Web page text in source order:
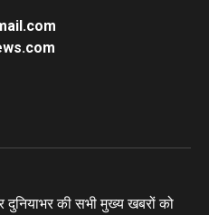
की सभी मुख्य खबरों को